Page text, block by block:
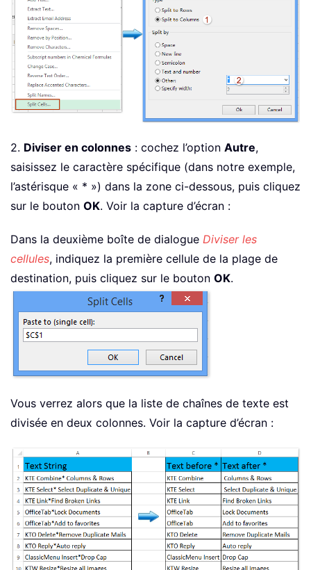
2. Diviser en colonnes : cochez l’option Autre,
saisissez le caractère spécifique (dans notre exemple,
l’astérisque « * ») dans la zone ci-dessous, puis cliquez
sur le bouton OK. Voir la capture d’écran :
Dans la deuxième boîte de dialogue Diviser les
cellules, indiquez la première cellule de la plage de
destination, puis cliquez sur le bouton OK.
Vous verrez alors que la liste de chaînes de texte est
divisée en deux colonnes. Voir la capture d’écran :